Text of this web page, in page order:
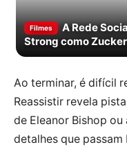
Filmes
A Rede
Strong como
do Facebook
Ao terminar, é difícil
Reassistir revela
de Eleanor Bishop
detalhes que